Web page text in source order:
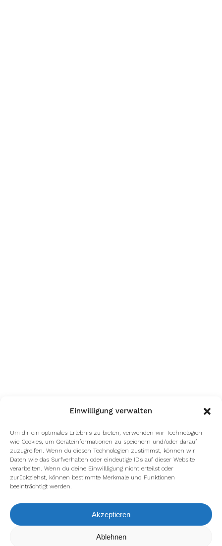
Einwilligung verwalten
Um dir ein optimales Erlebnis zu bieten, verwenden wir Technologien
wie Cookies, um Geräteinformationen zu speichern und/oder darauf
zuzugreifen. Wenn du diesen Technologien zustimmst, können wir
Daten wie das Surfverhalten oder eindeutige IDs auf dieser Website
verarbeiten. Wenn du deine Einwillligung nicht erteilst oder
zurückziehst, können bestimmte Merkmale und Funktionen
beeinträchtigt werden.
Akzeptieren
Ablehnen
facebook youtube instagram spotify twitch
Datenschutzerklärung
Wir verwenden Cookies, um dir die bestmögliche Erfahrung auf